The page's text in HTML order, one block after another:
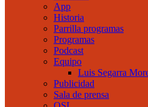
App
Historia
Parrilla programas
Programas
Podcast
Equipo
Luis Segarra
Publicidad
Sala de prensa